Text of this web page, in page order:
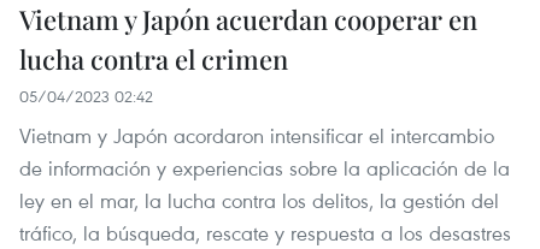
Vietnam y Japón acuerdan cooperar en
lucha contra el crimen
05/04/2023 02:42
Vietnam y Japón acordaron intensificar el intercambio
de información y experiencias sobre la aplicación de la
ley en el mar, la lucha contra los delitos, la gestión del
tráfico, la búsqueda, rescate y respuesta a los desastres